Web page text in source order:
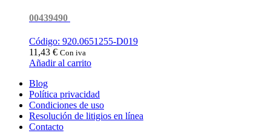
00439490
Código: 920.0651255-D019
11,43 € Con iva
Añadir al carrito
Blog
Política privacidad
Condiciones de uso
Resolución de litigios en línea
Contacto